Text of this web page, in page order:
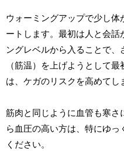
ウォーミングアップで少し
ートします。最初は人と会
ングレベルから入ることで
（筋温）を上げようとして
は、ケガのリスクを高めてし
筋肉と同じように血管も寒
ら血圧の高い方は、特にゆ
ください。